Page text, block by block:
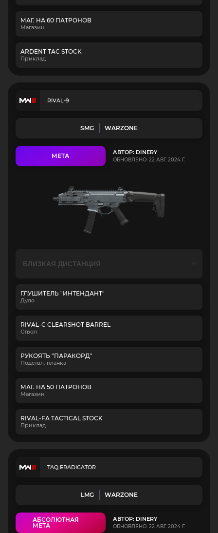
МАГ. НА 60 ПАТРОНОВ
Магазин
ARDENT TAC STOCK
Приклад
RIVAL-9
SMG WARZONE
МЕТА АВТОР: DINERY
ОБНОВЛЕНО: 22 АВГ. 2024 Г.
ГЛУШИТЕЛЬ "ИНТЕНДАНТ"
Дуло
RIVAL-C CLEARSHOT BARREL
Ствол
РУКОЯТЬ "ПАРАКОРД"
Подствл. планка
МАГ. НА 50 ПАТРОНОВ
Магазин
RIVAL-FA TACTICAL STOCK
Приклад
TAQ ERADICATOR
LMG WARZONE
АБСОЛЮТНАЯ
МЕТА
АВТОР: DINERY
ОБНОВЛЕНО: 22 АВГ. 2024 Г.